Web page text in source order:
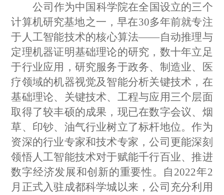
公司作为中国科学院在全国设立的三个
计算机研究基地之一，早在30多年前就专注
于人工智能技术的核心算法——自动推理与
定理机器证明基础理论的研究，数十年立足
于行业应用，研究服务于政务、制造业、医
疗领域的机器视觉及智能分析关键技术，在
基础理论、关键技术、工程与应用三个层面
取得了较丰硕的成果，现已在数字会议、烟
草、印钞、油气行业树立了标杆地位。作为
资深的行业专家和技术专家，公司更能深刻
领悟人工智能技术对于赋能千行百业、推进
数字经济发展和创新的重要性。自2022年2
月正式入驻成都科学城以来，公司充分利用